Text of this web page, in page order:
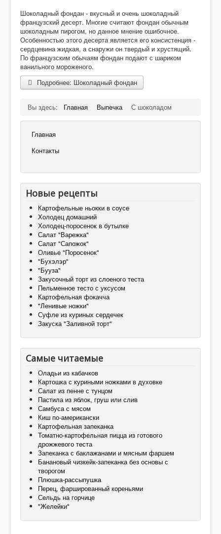
Шоколадный фондан - вкусный и очень шоколадный
французский десерт. Многие считают фондан обычным
шоколадным пирогом, но данное мнение ошибочное.
Особенностью этого десерта является его консистенция -
сердцевина жидкая, а снаружи он твердый и хрустящий.
По французским обычаям фондан подают с шариком
ванильного мороженого.
Подробнее: Шоколадный фондан
Вы здесь: Главная Выпечка С шоколадом
Главная
Контакты
Новые рецепты
Картофельные ньокки в соусе
Холодец домашний
Холодец-поросенок в бутылке
Салат "Варежка"
Салат "Сапожок"
Оливье "Поросенок"
"Бухэлэр"
"Бууза"
Закусочный торт из слоеного теста
Пельменное тесто с уксусом
Картофельная фокачча
"Ленивые ножки"
Суфле из куриных сердечек
Закуска "Заливной торт"
Самые читаемые
Оладьи из кабачков
Картошка с куриными ножками в духовке
Салат из пенне с тунцом
Пастила из яблок, груш или слив
Самбуса с мясом
Киш по-американски
Картофельная запеканка
Томатно-картофельная пицца из готового
дрожжевого теста
Запеканка с баклажанами и мясным фаршем
Банановый чизкейк-запеканка без основы с
творогом
Плюшка-рассыпушка
Перец, фаршированный кореньями
Сельдь на горчице
"Желейки"